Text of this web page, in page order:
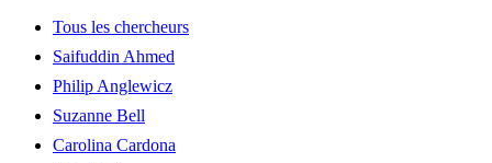
Tous les chercheurs
Saifuddin Ahmed
Philip Anglewicz
Suzanne Bell
Carolina Cardona